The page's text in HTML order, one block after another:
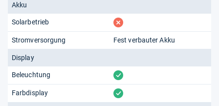
Akku
Solarbetrieb fehlt
Stromversorgung Fest verbauter Akku
Display
Beleuchtung vorhanden
Farbdisplay vorhanden